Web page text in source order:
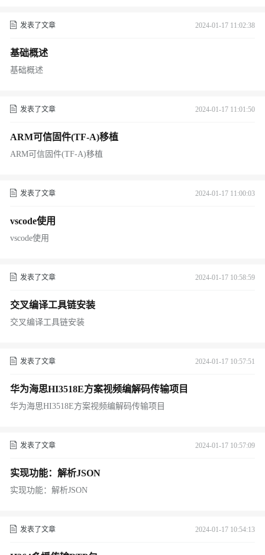
发表了文章 2024-01-17 11:02:38
基础概述
基础概述
发表了文章 2024-01-17 11:01:50
ARM可信固件(TF-A)移植
ARM可信固件(TF-A)移植
发表了文章 2024-01-17 11:00:03
vscode使用
vscode使用
发表了文章 2024-01-17 10:58:59
交叉编译工具链安装
交叉编译工具链安装
发表了文章 2024-01-17 10:57:51
华为海思HI3518E方案视频编解码传输项目
华为海思HI3518E方案视频编解码传输项目
发表了文章 2024-01-17 10:57:09
实现功能：解析JSON
实现功能：解析JSON
发表了文章 2024-01-17 10:54:13